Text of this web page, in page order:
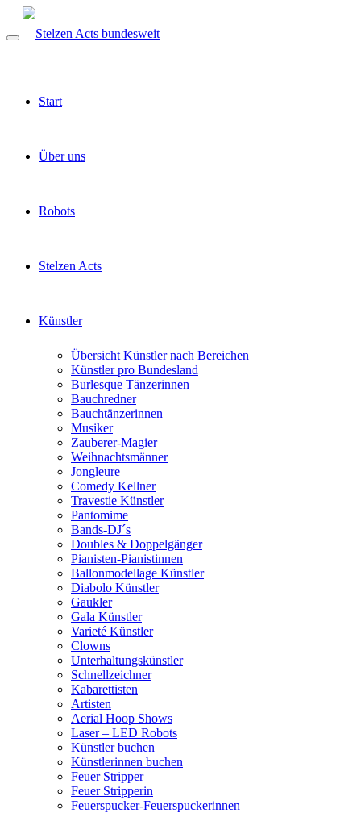
Start
Über uns
Robots
Stelzen Acts
Künstler
Übersicht Künstler nach Bereichen
Künstler pro Bundesland
Burlesque Tänzerinnen
Bauchredner
Bauchtänzerinnen
Musiker
Zauberer-Magier
Weihnachtsmänner
Jongleure
Comedy Kellner
Travestie Künstler
Pantomime
Bands-DJ´s
Doubles & Doppelgänger
Pianisten-Pianistinnen
Ballonmodellage Künstler
Diabolo Künstler
Gaukler
Gala Künstler
Varieté Künstler
Clowns
Unterhaltungskünstler
Schnellzeichner
Kabarettisten
Artisten
Aerial Hoop Shows
Laser – LED Robots
Künstler buchen
Künstlerinnen buchen
Feuer Stripper
Feuer Stripperin
Feuerspucker-Feuerspuckerinnen